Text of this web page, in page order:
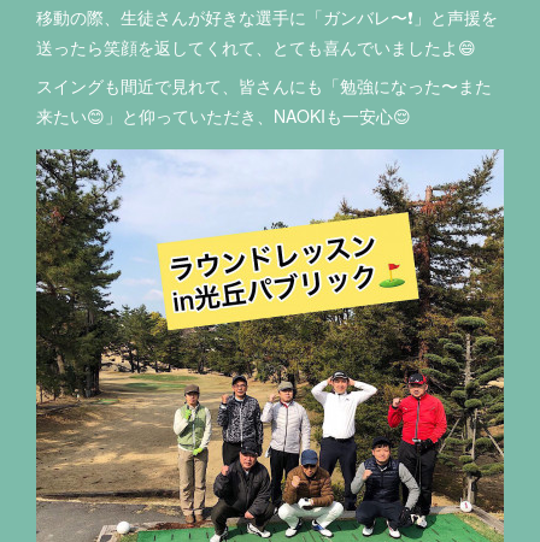
移動の際、生徒さんが好きな選手に「ガンバレ〜❗️」と声援を
送ったら笑顔を返してくれて、とても喜んでいましたよ😄
スイングも間近で見れて、皆さんにも「勉強になった〜また
来たい😊」と仰っていただき、NAOKIも一安心😌